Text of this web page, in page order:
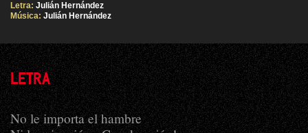
Letra: Julián Hernández
Música: Julián Hernández
LETRA
No le importa el hambre